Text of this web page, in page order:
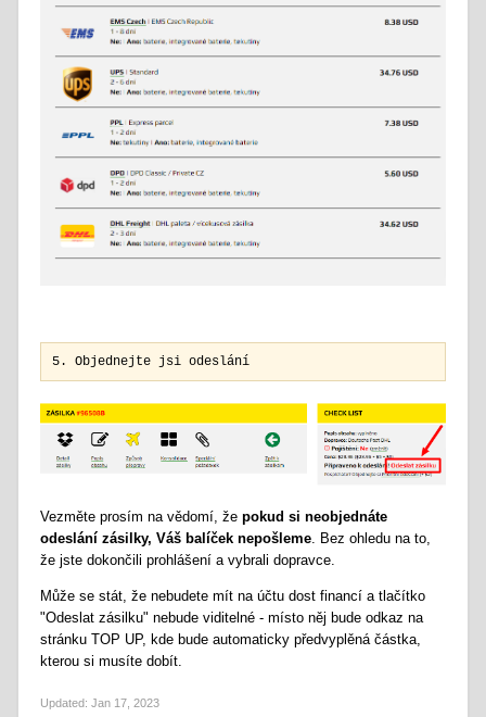
5. Objednejte jsi odeslání
Vezměte prosím na vědomí, žepokud si neobjednáte
odeslání zásilky, Váš balíček nepošleme . Bez ohledu na to,
že jste dokončili prohlášení a vybrali dopravce.
Může se stát, že nebudete mít na účtu dost financí a tlačítko
"Odeslat zásilku" nebude viditelné - místo něj bude odkaz na
stránku TOP UP, kde bude automaticky předvyplěná částka,
kterou si musíte dobít.
Updated: Jan 17, 2023